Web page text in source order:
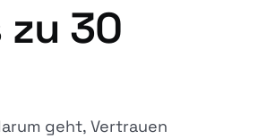
zu 30
geht, Vertrauen